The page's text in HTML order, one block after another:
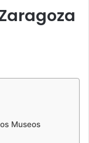
Museos